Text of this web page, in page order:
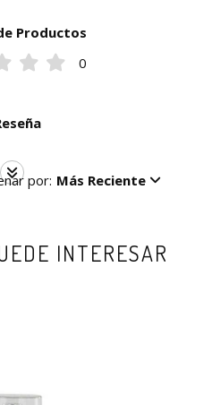
Productos
0
por: Más Reciente
INTERESAR